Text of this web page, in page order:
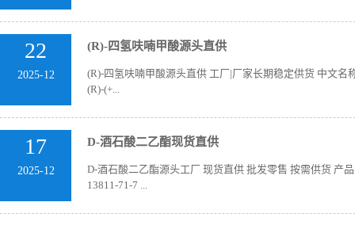
22
2025-12
(R)-四氢呋喃甲酸源头直供
(R)-四氢呋喃甲酸源头直供 工厂|厂家长期稳定供货 中文名
(R)-(+...
17
2025-12
D-酒石酸二乙酯现货直供
D-酒石酸二乙酯源头工厂 现货直供 批发零售 按需供货 产
13811-71-7 ...